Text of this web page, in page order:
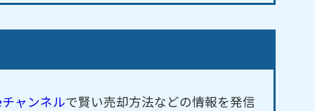
ャンネルで賢い売却方法などの情報を発信